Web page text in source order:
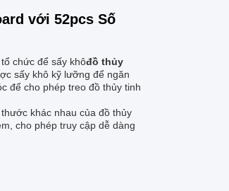
với 52pcs Số
chức để sấy khôđồ thủy
sấy khô kỹ lưỡng để ngăn
để cho phép treo đồ thủy tinh
khác nhau của đồ thủy
cho phép truy cập dễ dàng